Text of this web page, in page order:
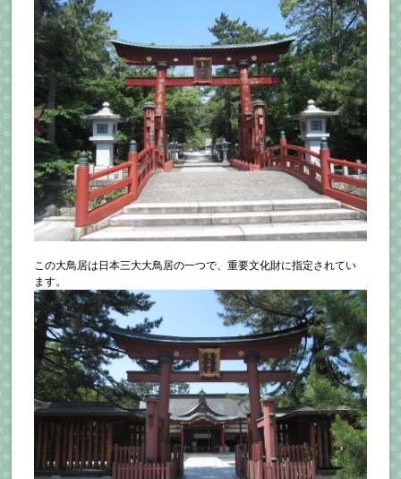
この大鳥居は日本三大大鳥居の一つで、重要文化財に指定されてい
ます。